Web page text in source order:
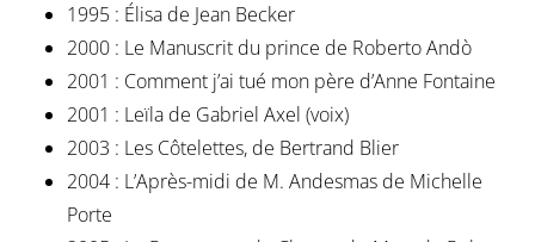
1995 : Élisa de Jean Becker
2000 : Le Manuscrit du prince de Roberto Andò
2001 : Comment j’ai tué mon père d’Anne Fontaine
2001 : Leïla de Gabriel Axel (voix)
2003 : Les Côtelettes, de Bertrand Blier
2004 : L’Après-midi de M. Andesmas de Michelle
Porte